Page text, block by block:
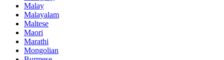
Malay
Malayalam
Maltese
Maori
Marathi
Mongolian